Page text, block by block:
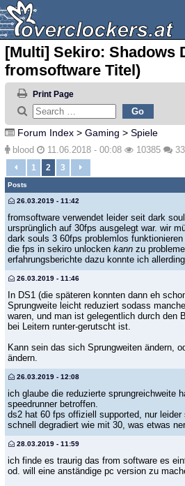
[Multi] Sekiro: Shadows
fromsoftware Titel)
Print Page
Forum Index > Gaming > Spiele
blood 11.06.2018 - 00:08 10385 33
1 2 3
Posts
26.03.2019 - 11:42
fromsoftware verwendet leider seit dark
ursprünglich auf 30fps ausgelegt war. wir
dark souls 3 60fps problemlos funktionieren
die fps in sekiro unlocken kann zu
erfahrungsberichte dazu konnte ich
26.03.2019 - 11:46
In DS1 (die späteren konnten dann eh
Sprungweite leicht reduziert sodass
waren, und man ist gelegentlich durch den
bei Leitern runter-gerutscht ist.
Kann sein das sich Sprungweiten ändern,
ändern.
26.03.2019 - 12:08
ich glaube die reduzierte sprungreichweite
speedrunner betroffen.
ds2 hat 60 fps offiziell supported, nur
schnell degradiert wie mit 30, was etwas
28.03.2019 - 11:59
ich finde es traurig das from software es
od. will eine anständige pc version zu